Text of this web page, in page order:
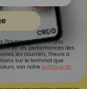
Players analyse le taux
les performances des
les courriels, l'heure à
sur le terminal que
voir notre politique de